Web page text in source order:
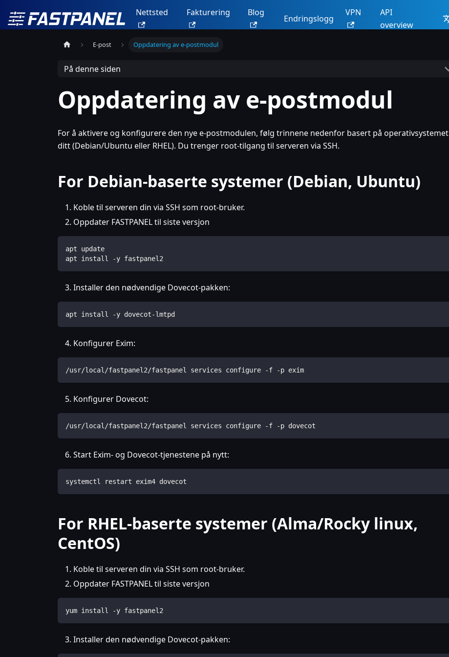
Nettsted Fakturering Blog
Endringslogg
VPN
API
overview
E-post Oppdatering av e-postmodul
På denne siden
Oppdatering av e-postmodul
For å aktivere og konfigurere den nye e-postmodulen, følg trinnene nedenfor basert på operativsystemet
ditt (Debian/Ubuntu eller RHEL). Du trenger root-tilgang til serveren via SSH.
For Debian-baserte systemer (Debian, Ubuntu)
Koble til serveren din via SSH som root-bruker.
Oppdater FASTPANEL til siste versjon
apt update
apt install -y fastpanel2
Installer den nødvendige Dovecot-pakken:
apt install -y dovecot-lmtpd
Konfigurer Exim:
/usr/local/fastpanel2/fastpanel services configure -f -p exim
Konfigurer Dovecot:
/usr/local/fastpanel2/fastpanel services configure -f -p dovecot
Start Exim- og Dovecot-tjenestene på nytt:
systemctl restart exim4 dovecot
For RHEL-baserte systemer (Alma/Rocky linux,
CentOS)
Koble til serveren din via SSH som root-bruker.
Oppdater FASTPANEL til siste versjon
yum install -y fastpanel2
Installer den nødvendige Dovecot-pakken: